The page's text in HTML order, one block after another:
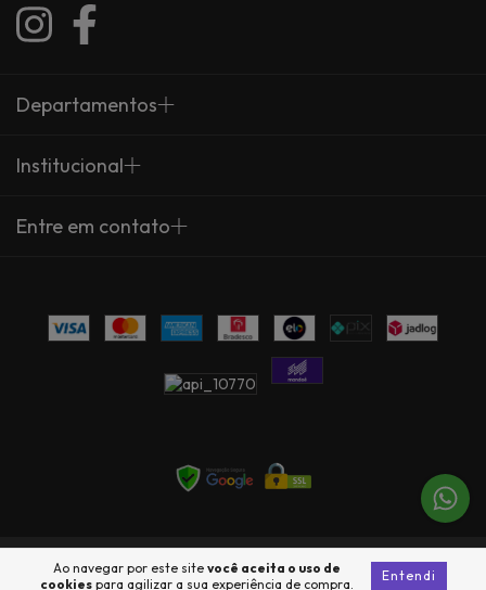
Ao navegar por este site você aceita o uso de
cookies para agilizar a sua experiência de compra.
Entendi
Departamentos
Institucional
Entre em contato
Copyright Arte Própria - 23735360000137 - 2026. Todos os direitos
reservados.